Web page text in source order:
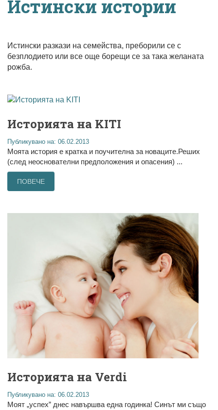
Истински истории
Истински разкази на семейства, преборили се с
безплодието или все още борещи се за така желаната
рожба.
Историята на KITI
Публикувано на: 06.02.2013
Моята история е кратка и поучителна за новаците.Реших
(след неоснователни предположения и опасения) ...
ПОВЕЧЕ
Историята на Verdi
Публикувано на: 06.02.2013
Моят „успех” днес навършва една годинка! Синът ми също